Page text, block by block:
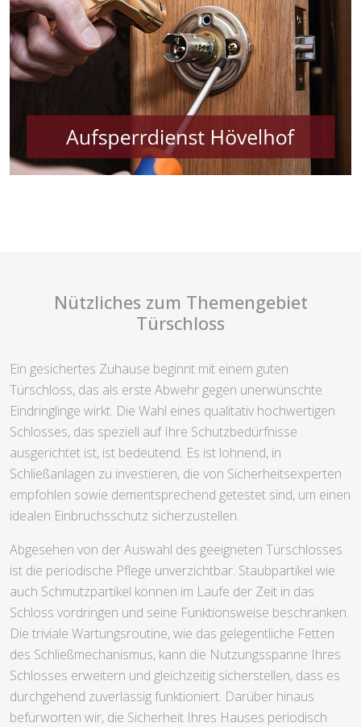
Nützliches zum Themengebiet
Türschloss
Ein gesichertes Zuhause beginnt mit einem guten
Türschloss, das als erste Abwehr gegen unerwünschte
Eindringlinge wirkt. Die Wahl eines qualitativ hochwertigen
Schlosses, das speziell auf Ihre Schutzbedürfnisse
ausgerichtet ist, ist bedeutend. Es ist lohnend, in
Schließanlagen zu investieren, die von Sicherheitsexperten
empfohlen sowie dementsprechend getestet sind, um einen
idealen Einbruchsschutz sicherzustellen.
Abgesehen von der Auswahl des geeigneten Türschlosses
ist die periodische Pflege unverzichtbar. Staubpartikel wie
auch Schmutzpartikel können im Laufe der Zeit in das
Schloss vordringen und seine Funktionsweise beschränken.
Die triviale Wartungsroutine, wie das gelegentliche Fetten
des Schließmechanismus, kann die Nutzungsspanne Ihres
Schlosses erweitern und gleichzeitig sicherstellen, dass es
durchgehend zuverlässig funktioniert. Darüber hinaus
befürworten wir, die Sicherheit Ihres Hauses periodisch